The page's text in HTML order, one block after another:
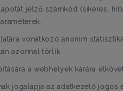
jelző számkód (sikeres,
vonatkozó anonim
azonnal törlik.
a webhelyek kárára
jogalapja az adatkezelő jogos